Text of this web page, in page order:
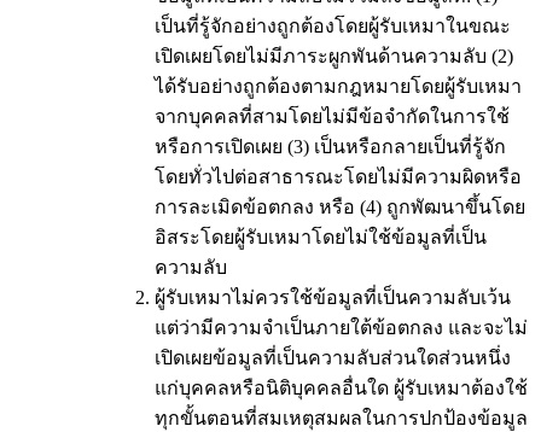
เป็นที่รู้จักอย่างถูกต้องโดยผู้รับเหมาในขณะ
เปิดเผยโดยไม่มีภาระผูกพันด้านความลับ (2)
ได้รับอย่างถูกต้องตามกฎหมายโดยผู้รับเหมา
จากบุคคลที่สามโดยไม่มีข้อจำกัดในการใช้
หรือการเปิดเผย (3) เป็นหรือกลายเป็นที่รู้จัก
โดยทั่วไปต่อสาธารณะโดยไม่มีความผิดหรือ
การละเมิดข้อตกลง หรือ (4) ถูกพัฒนาขึ้นโดย
อิสระโดยผู้รับเหมาโดยไม่ใช้ข้อมูลที่เป็น
ความลับ
ผู้รับเหมาไม่ควรใช้ข้อมูลที่เป็นความลับเว้น
แต่ว่ามีความจำเป็นภายใต้ข้อตกลง และจะไม่
เปิดเผยข้อมูลที่เป็นความลับส่วนใดส่วนหนึ่ง
แก่บุคคลหรือนิติบุคคลอื่นใด ผู้รับเหมาต้องใช้
ทุกขั้นตอนที่สมเหตุสมผลในการปกป้องข้อมูล